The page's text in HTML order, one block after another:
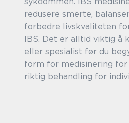
redusere smerte,
forbedre livskvaliteten
IBS. Det er alltid viktig å
eller spesialist før du
form for medisinering
riktig behandling for